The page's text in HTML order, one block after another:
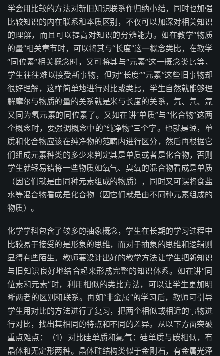
学会用比较的方法对新旧知识联系作归纳小结，同时也加强
比较知识的内在联系和本质区别，不仅可以加深对相关知识
的理解，而且可以提高对知识的分辨能力。如在教学“物质
的量”相关章节时，可以将其与“长度”这一概念类比，在教学
“同位素”相关概念时，又可将其与“元素”这一概念类比等，
学生往往难以接受新事物，但对“长度”“元素”这些旧事物却
很好理解，这样简单地进行对比或类比，学生自然就能够理
解摩尔与物质的量的关系就是米与长度的关系，氕、氘、氚
又同为氢元素的同位素了。又如在讲“单质”与“化合物”这两
个概念时，要强调概念中的“纯净物”三个字。也就是说，单
质和化合物应该在纯净物的范畴内进行区分，然后再根据它
们组成元素种类的多少来判定其是单质或者是化合物，否则
学生就轻易错将一些物质如氧气、臭氧的混合物看成是单质
（因它们就是由同种元素组成的物质），同时又可误将食盐
水等混合物看成是化合物（因它们就是由不同种元素组成的
物质）。
化学学科包含了较多的抽象概念，学生在长期的学习过程中
比较易于接受的是形象的思维，而对于抽象的思维和逻辑则
显得有些陌生。教师要设计出好的教学方法让学生把新知识
与旧知识良好地结合起来形成完整的知识体系。如在讲“同
位素和元素”时，利用相似的类比方法，可以让学生更加明
晰两者的区别和联系。再如“非金属”的学习后，教师可引导
学生用对比的方法进行了复习，把两个相似或相近的事物进
行对比，找出其相同的特点和不同的差异。从以下方面突破
重点难点：（1）对比硅单质和氯气：硅单质与碳相似，有
晶体和无定形两种。晶体硅结构类似于金刚石，有金属光泽